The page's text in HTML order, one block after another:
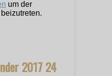
um der
201724